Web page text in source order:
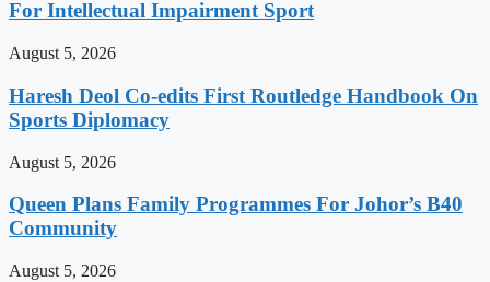
For Intellectual Impairment Sport
August 5, 2026
Haresh Deol Co-edits First Routledge Handbook On
Sports Diplomacy
August 5, 2026
Queen Plans Family Programmes For Johor’s B40
Community
August 5, 2026